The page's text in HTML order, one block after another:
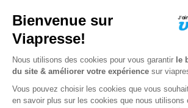
Abonnement 6 mois
80€75 Tarif Kiosque :179€
Tarif France métropolitaine
Renouvellement à date d’anniversaire